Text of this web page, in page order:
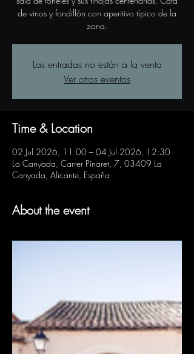
de vinos y fondillón con aperitivo típico de la
zona.
Las entradas no están a la venta
Ver otros eventos
Time & Location
02 Jul 2026, 11:00 – 04 Jul 2026, 12:30
La Canyada, Carrer Pinaret, 7, 03409 La
Canyada, Alicante, España
About the event